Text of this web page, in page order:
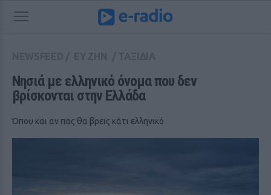
Νησιά με ελληνικό όνομα που δεν
βρίσκονται στην Ελλάδα
Όπου και αν πας θα βρεις κάτι ελληνικό